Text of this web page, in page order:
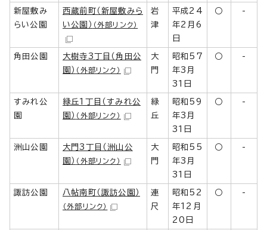
新屋敷み
らい公園
西蔵前町（新屋敷みら
い公園） （外部リンク）
岩
津
平成24
年2月6
日
○ -
角田公園
大樹寺3丁目（角田公
園） （外部リンク）
大
門
昭和57
年3月
31日
○ -
すみれ公
園
緑丘1丁目（すみれ公
園） （外部リンク）
緑
丘
昭和59
年3月
31日
○ -
洲山公園
大門3丁目（洲山公
園） （外部リンク）
大
門
昭和55
年3月
31日
○ -
諏訪公園 八帖南町（諏訪公園）
（外部リンク）
連
尺
昭和52
年12月
20日
○ -